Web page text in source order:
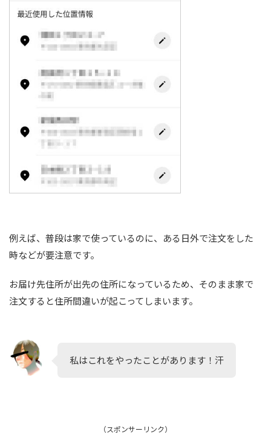
例えば、普段は家で使っているのに、ある日外で注文をした
時などが要注意です。
お届け先住所が出先の住所になっているため、そのまま家で
注文すると住所間違いが起こってしまいます。
私はこれをやったことがあります！汗
（スポンサーリンク）